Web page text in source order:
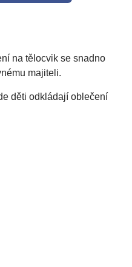
na tělocvik se snadno
majiteli.
děti odkládají oblečení